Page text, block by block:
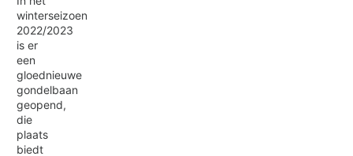
winterseizoen
2022/2023
is er
een
gloednieuwe
gondelbaan
geopend,
die
plaats
biedt